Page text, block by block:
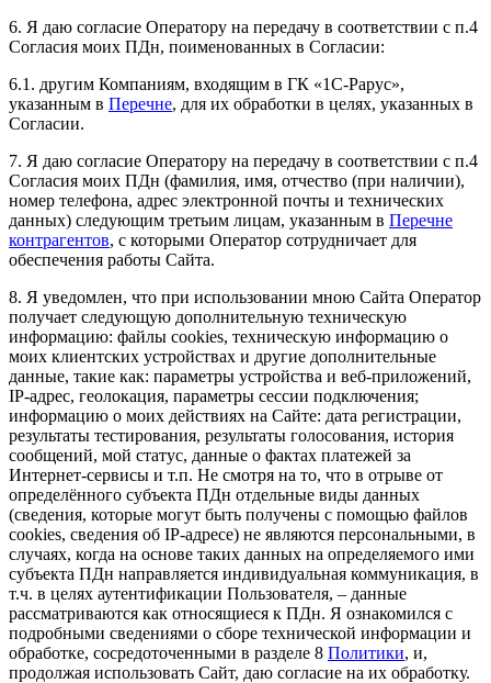
6. Я даю согласие Оператору на передачу в соответствии с п.4
Согласия моих ПДн, поименованных в Согласии:
6.1. другим Компаниям, входящим в ГК «1С‑Рарус»,
указанным в Перечне, для их обработки в целях, указанных в
Согласии.
7. Я даю согласие Оператору на передачу в соответствии с п.4
Согласия моих ПДн (фамилия, имя, отчество (при наличии),
номер телефона, адрес электронной почты и технических
данных) следующим третьим лицам, указанным в Перечне
контрагентов, с которыми Оператор сотрудничает для
обеспечения работы Сайта.
8. Я уведомлен, что при использовании мною Сайта Оператор
получает следующую дополнительную техническую
информацию: файлы cookies, техническую информацию о
моих клиентских устройствах и другие дополнительные
данные, такие как: параметры устройства и веб-приложений,
IP-адрес, геолокация, параметры сессии подключения;
информацию о моих действиях на Сайте: дата регистрации,
результаты тестирования, результаты голосования, история
сообщений, мой статус, данные о фактах платежей за
Интернет-сервисы и т.п. Не смотря на то, что в отрыве от
определённого субъекта ПДн отдельные виды данных
(сведения, которые могут быть получены с помощью файлов
cookies, сведения об IP-адресе) не являются персональными, в
случаях, когда на основе таких данных на определяемого ими
субъекта ПДн направляется индивидуальная коммуникация, в
т.ч. в целях аутентификации Пользователя, – данные
рассматриваются как относящиеся к ПДн. Я ознакомился с
подробными сведениями о сборе технической информации и
обработке, сосредоточенными в разделе 8 Политики, и,
продолжая использовать Сайт, даю согласие на их обработку.